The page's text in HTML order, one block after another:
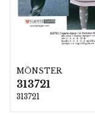
MÖNSTER
313721
313721